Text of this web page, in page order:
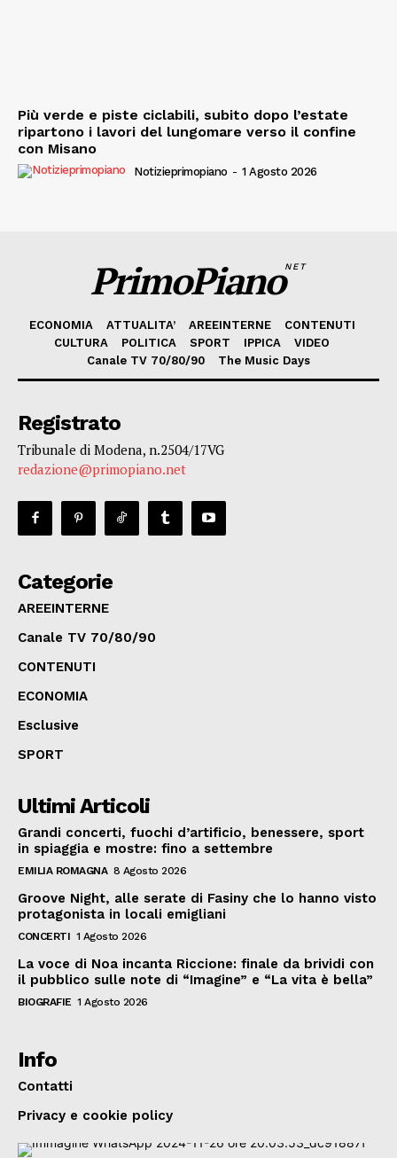
Più verde e piste ciclabili, subito dopo l’estate
ripartono i lavori del lungomare verso il confine
con Misano
Notizieprimopiano - 1 Agosto 2026
PrimoPianoNET
ECONOMIA ATTUALITA’ AREEINTERNE
CONTENUTI
CULTURA
POLITICA SPORT IPPICA
VIDEO
Canale TV 70/80/90
The Music Days
Registrato
Tribunale di Modena, n.2504/17VG
redazione@primopiano.net
Categorie
AREEINTERNE
Canale TV 70/80/90
CONTENUTI
ECONOMIA
Esclusive
SPORT
Ultimi Articoli
Grandi concerti, fuochi d’artificio, benessere, sport
in spiaggia e mostre: fino a settembre
EMILIA ROMAGNA 8 Agosto 2026
Groove Night, alle serate di Fasiny che lo hanno visto
protagonista in locali emigliani
CONCERTI 1 Agosto 2026
La voce di Noa incanta Riccione: finale da brividi con
il pubblico sulle note di “Imagine” e “La vita è bella”
BIOGRAFIE 1 Agosto 2026
Info
Contatti
Privacy e cookie policy